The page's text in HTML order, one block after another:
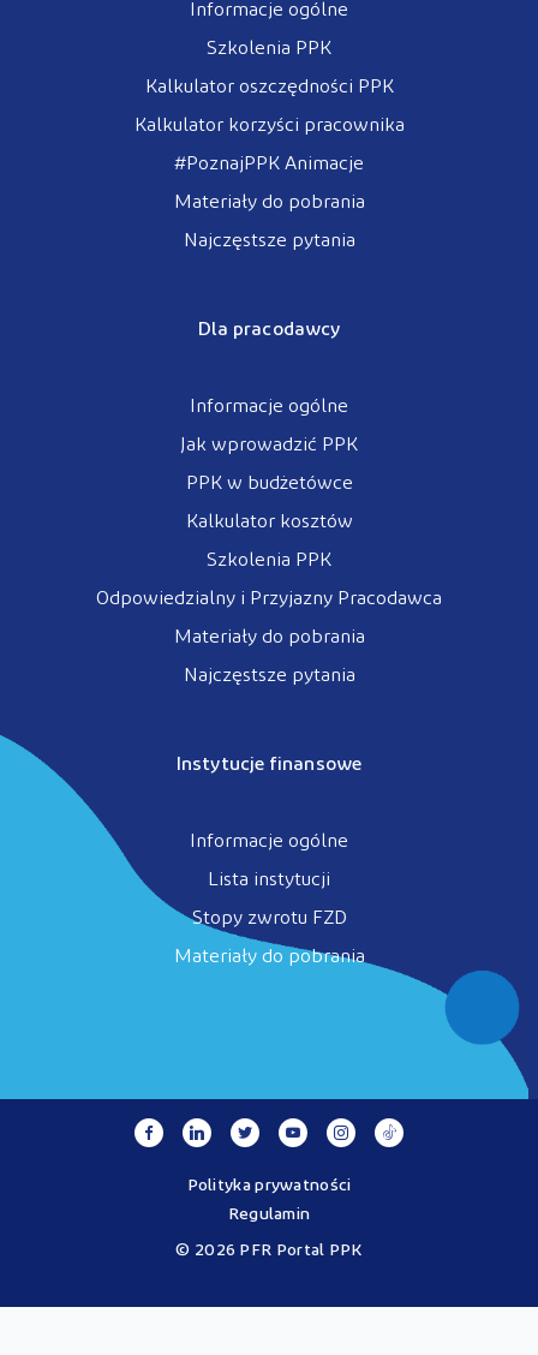
Informacje ogólne
Szkolenia PPK
Kalkulator oszczędności PPK
Kalkulator korzyści pracownika
#PoznajPPK Animacje
Materiały do pobrania
Najczęstsze pytania
Dla pracodawcy
Informacje ogólne
Jak wprowadzić PPK
PPK w budżetówce
Kalkulator kosztów
Szkolenia PPK
Odpowiedzialny i Przyjazny Pracodawca
Materiały do pobrania
Najczęstsze pytania
Instytucje finansowe
Informacje ogólne
Lista instytucji
Stopy zwrotu FZD
Materiały do pobrania
© 2026 PFR Portal PPK
Polityka prywatności
Regulamin